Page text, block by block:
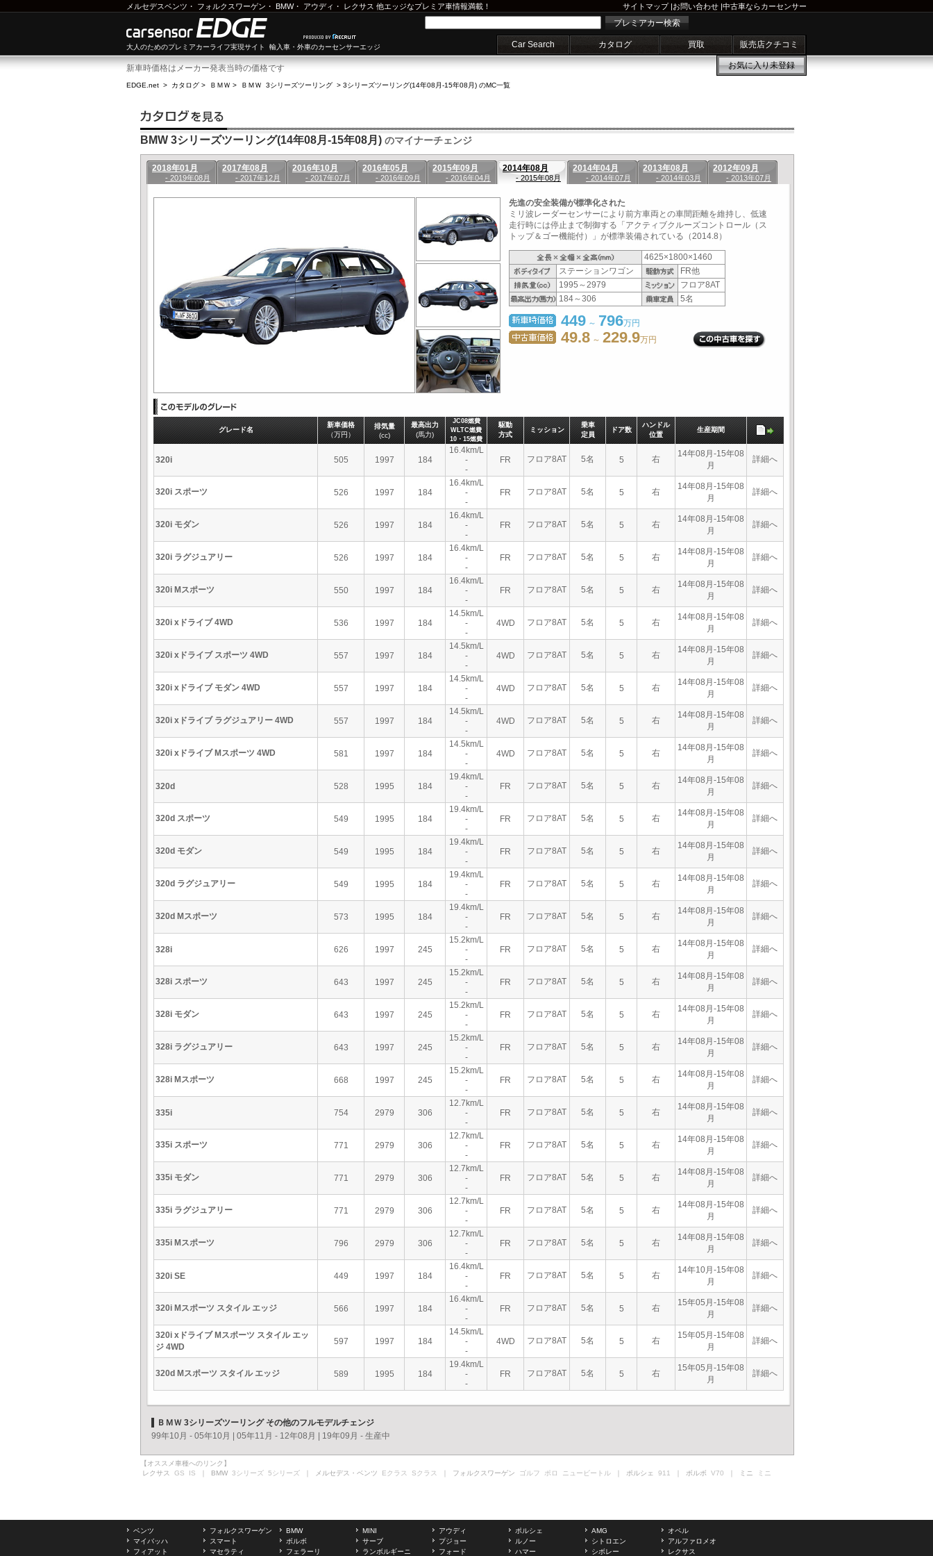
メルセデスベンツ ・ フォルクスワーゲン ・ BMW・ アウディ ・ レクサス 他エッジなプレミア車情報満載！ サイトマップ|お問い合わせ |中古車ならカーセンサー
大人のためのプレミアカーライフ実現サイト 輸入車・外車のカーセンサーエッジ
プレミアカー検索
Car Search カタログ 買取 販売店クチコミ
お気に入り未登録
新車時価格はメーカー発表当時の価格です
EDGE.net > カタログ > ＢＭＷ > ＢＭＷ 3シリーズツーリング > 3シリーズツーリング(14年08月-15年08月) のMC一覧
BMW 3シリーズツーリング(14年08月-15年08月) のマイナーチェンジ
2018年01月
- 2019年08月
2017年08月
- 2017年12月
2016年10月
- 2017年07月
2016年05月
- 2016年09月
2015年09月
- 2016年04月
2014年08月
- 2015年08月
2014年04月
- 2014年07月
2013年08月
- 2014年03月
2012年09月
- 2013年07月
先進の安全装備が標準化された
ミリ波レーダーセンサーにより前方車両との車間距離を維持し、低速
走行時には停止まで制御する「アクティブクルーズコントロール（ス
トップ＆ゴー機能付）」が標準装備されている（2014.8）
4625×1800×1460
ステーションワゴン
FR他
1995～2979
フロア8AT
184～306
5名
449 ～ 796万円
49.8 ～ 229.9万円
グレード名
新車価格
（万円）
排気量
(cc)
最高出力
(馬力)
JC08燃費
WLTC燃費
10・15燃費
駆動
方式
ミッション
乗車
定員
ドア数
ハンドル
位置
生産期間
320i 505 1997 184
16.4km/L
-
-
FR フロア8AT 5名 5 右
14年08月-15年08
月
詳細へ
320i スポーツ 526 1997 184
16.4km/L
-
-
FR フロア8AT 5名 5 右
14年08月-15年08
月
詳細へ
320i モダン 526 1997 184
16.4km/L
-
-
FR フロア8AT 5名 5 右
14年08月-15年08
月
詳細へ
320i ラグジュアリー 526 1997 184
16.4km/L
-
-
FR フロア8AT 5名 5 右
14年08月-15年08
月
詳細へ
320i Mスポーツ 550 1997 184
16.4km/L
-
-
FR フロア8AT 5名 5 右
14年08月-15年08
月
詳細へ
320i xドライブ 4WD 536 1997 184
14.5km/L
-
-
4WD フロア8AT 5名 5 右
14年08月-15年08
月
詳細へ
320i xドライブ スポーツ 4WD 557 1997 184
14.5km/L
-
-
4WD フロア8AT 5名 5 右
14年08月-15年08
月
詳細へ
320i xドライブ モダン 4WD 557 1997 184
14.5km/L
-
-
4WD フロア8AT 5名 5 右
14年08月-15年08
月
詳細へ
320i xドライブ ラグジュアリー 4WD 557 1997 184
14.5km/L
-
-
4WD フロア8AT 5名 5 右
14年08月-15年08
月
詳細へ
320i xドライブ Mスポーツ 4WD 581 1997 184
14.5km/L
-
-
4WD フロア8AT 5名 5 右
14年08月-15年08
月
詳細へ
320d 528 1995 184
19.4km/L
-
-
FR フロア8AT 5名 5 右
14年08月-15年08
月
詳細へ
320d スポーツ 549 1995 184
19.4km/L
-
-
FR フロア8AT 5名 5 右
14年08月-15年08
月
詳細へ
320d モダン 549 1995 184
19.4km/L
-
-
FR フロア8AT 5名 5 右
14年08月-15年08
月
詳細へ
320d ラグジュアリー 549 1995 184
19.4km/L
-
-
FR フロア8AT 5名 5 右
14年08月-15年08
月
詳細へ
320d Mスポーツ 573 1995 184
19.4km/L
-
-
FR フロア8AT 5名 5 右
14年08月-15年08
月
詳細へ
328i 626 1997 245
15.2km/L
-
-
FR フロア8AT 5名 5 右
14年08月-15年08
月
詳細へ
328i スポーツ 643 1997 245
15.2km/L
-
-
FR フロア8AT 5名 5 右
14年08月-15年08
月
詳細へ
328i モダン 643 1997 245
15.2km/L
-
-
FR フロア8AT 5名 5 右
14年08月-15年08
月
詳細へ
328i ラグジュアリー 643 1997 245
15.2km/L
-
-
FR フロア8AT 5名 5 右
14年08月-15年08
月
詳細へ
328i Mスポーツ 668 1997 245
15.2km/L
-
-
FR フロア8AT 5名 5 右
14年08月-15年08
月
詳細へ
335i 754 2979 306
12.7km/L
-
-
FR フロア8AT 5名 5 右
14年08月-15年08
月
詳細へ
335i スポーツ 771 2979 306
12.7km/L
-
-
FR フロア8AT 5名 5 右
14年08月-15年08
月
詳細へ
335i モダン 771 2979 306
12.7km/L
-
-
FR フロア8AT 5名 5 右
14年08月-15年08
月
詳細へ
335i ラグジュアリー 771 2979 306
12.7km/L
-
-
FR フロア8AT 5名 5 右
14年08月-15年08
月
詳細へ
335i Mスポーツ 796 2979 306
12.7km/L
-
-
FR フロア8AT 5名 5 右
14年08月-15年08
月
詳細へ
320i SE 449 1997 184
16.4km/L
-
-
FR フロア8AT 5名 5 右
14年10月-15年08
月
詳細へ
320i Mスポーツ スタイル エッジ 566 1997 184
16.4km/L
-
-
FR フロア8AT 5名 5 右
15年05月-15年08
月
詳細へ
320i xドライブ Mスポーツ スタイル エッ
ジ 4WD
597 1997 184
14.5km/L
-
-
4WD フロア8AT 5名 5 右
15年05月-15年08
月
詳細へ
320d Mスポーツ スタイル エッジ 589 1995 184
19.4km/L
-
-
FR フロア8AT 5名 5 右
15年05月-15年08
月
詳細へ
ＢＭＷ 3シリーズツーリング その他のフルモデルチェンジ
99年10月 - 05年10月
05年11月 - 12年08月 19年09月 - 生産中
【オススメ車種へのリンク】
レクサス GS IS ｜ BMW 3シリーズ 5シリーズ ｜ メルセデス・ベンツ Eクラス Sクラス ｜ フォルクスワーゲン ゴルフ ポロ ニュービートル ｜ ポルシェ 911 ｜ ボルボ V70 ｜ ミニ ミニ
ベンツ フォルクスワーゲン BMW MINI アウディ ポルシェ AMG
オペル
マイバッハ
スマート ボルボ サーブ プジョー ルノー シトロエン
アルファロメオ
フィアット
マセラティ フェラーリ ランボルギーニ フォード ハマー シボレー レクサス